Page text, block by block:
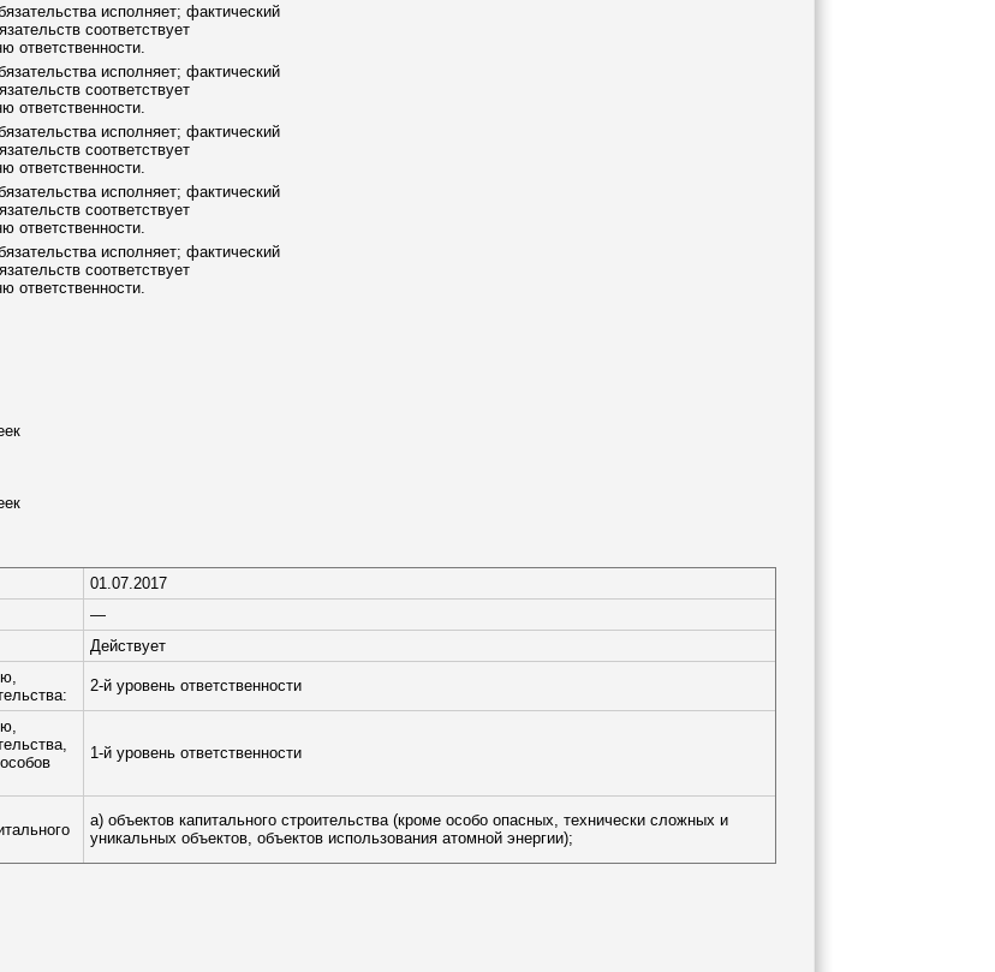
исполняет; фактический
соответствует
ответственности.
исполняет; фактический
соответствует
ответственности.
исполняет; фактический
соответствует
ответственности.
исполняет; фактический
соответствует
ответственности.
исполняет; фактический
соответствует
ответственности.
01.07.2017
—
Действует
2-й уровень ответственности
1-й уровень ответственности
а) объектов капитального строительства (кроме особо опасных, технически сложных и
уникальных объектов, объектов использования атомной энергии);